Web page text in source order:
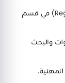
الإشراف على الأطباء المقيمين (Registrars) في قسم
والبحث